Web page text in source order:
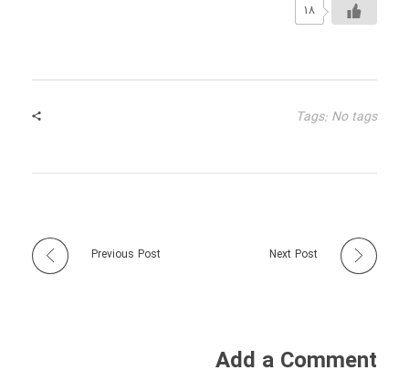
18
Tags: No tags
Previous Post Next Post
Add a Comment